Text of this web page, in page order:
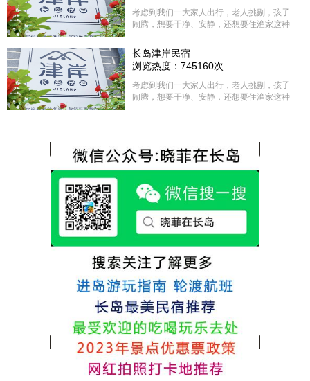
考虑到我们一大家人出行，老人挑剔，孩子
闹腾，想要干净、安静，还想要住渔家这种
选择津岸民宿，实际体验客房很干净，饭菜
方面家里老人也很满意，整体饭菜给搭配的
很好，每顿饭也不重样的，海鲜确实是非常
的新鲜呢，另外值得一提的是，他家的海菜
包子非常好吃。 其实长岛可选的酒店、民宿
各不相同，可以根据自己的喜好选择。非常
热情，能根据我提出的需求来安排房间，这
点很好。
长岛津岸民宿
浏览热度：745160次
考虑到我们一大家人出行，老人挑剔，孩子
闹腾，想要干净、安静，还想要住渔家这种
选择津岸民宿，实际体验客房很干净，饭菜
很好，每顿饭也不重样的，海鲜确实是非常
的新鲜呢，另外值得一提的是，他家的海菜
包子非常好吃。 其实长岛可选的酒店、民宿
各不相同，可以根据自己的喜好选择。非常
推荐津岸民宿，关键是老板娘晓菲很细心、
热情，能根据我提出的需求来安排房间，这
点很好。